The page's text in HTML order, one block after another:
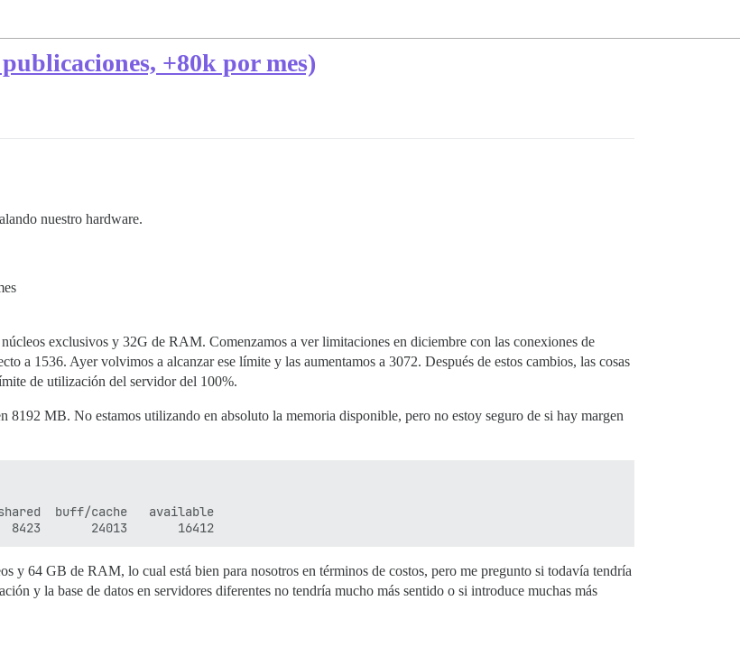
+80k por mes)
nuestro hardware.
exclusivos y 32G de RAM. Comenzamos a ver limitaciones en diciembre con las conexiones de
a 1536. Ayer volvimos a alcanzar ese límite y las aumentamos a 3072. Después de estos cambios, las cosas
de utilización del servidor del 100%.
MB. No estamos utilizando en absoluto la memoria disponible, pero no estoy seguro de si hay margen
buff/cache   available
y 64 GB de RAM, lo cual está bien para nosotros en términos de costos, pero me pregunto si todavía tendría
y la base de datos en servidores diferentes no tendría mucho más sentido o si introduce muchas más